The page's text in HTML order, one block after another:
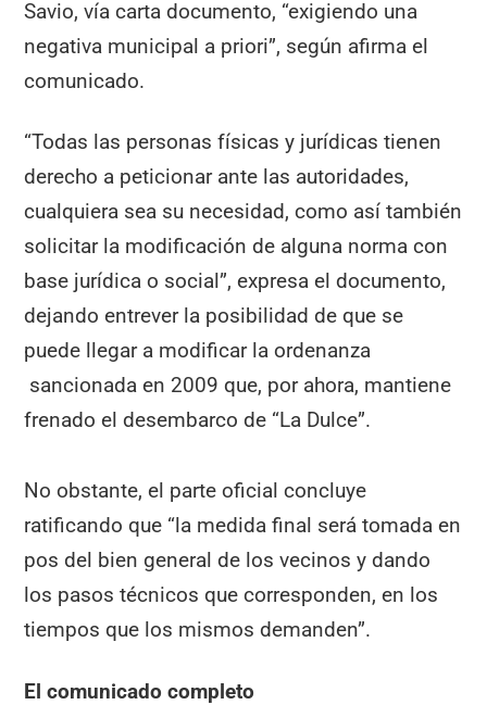
Savio, vía carta documento, “exigiendo una
negativa municipal a priori”, según afirma el
comunicado.
“Todas las personas físicas y jurídicas tienen
derecho a peticionar ante las autoridades,
cualquiera sea su necesidad, como así también
solicitar la modificación de alguna norma con
base jurídica o social”, expresa el documento,
dejando entrever la posibilidad de que se
puede llegar a modificar la ordenanza
sancionada en 2009 que, por ahora, mantiene
frenado el desembarco de “La Dulce”.
No obstante, el parte oficial concluye
ratificando que “la medida final será tomada en
pos del bien general de los vecinos y dando
los pasos técnicos que corresponden, en los
tiempos que los mismos demanden”.
El comunicado completo